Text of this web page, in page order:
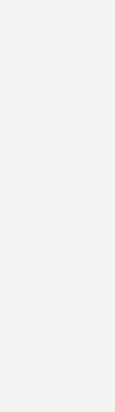
und
neben
Speichertechnik
Anforderungen
Heizungssanierung